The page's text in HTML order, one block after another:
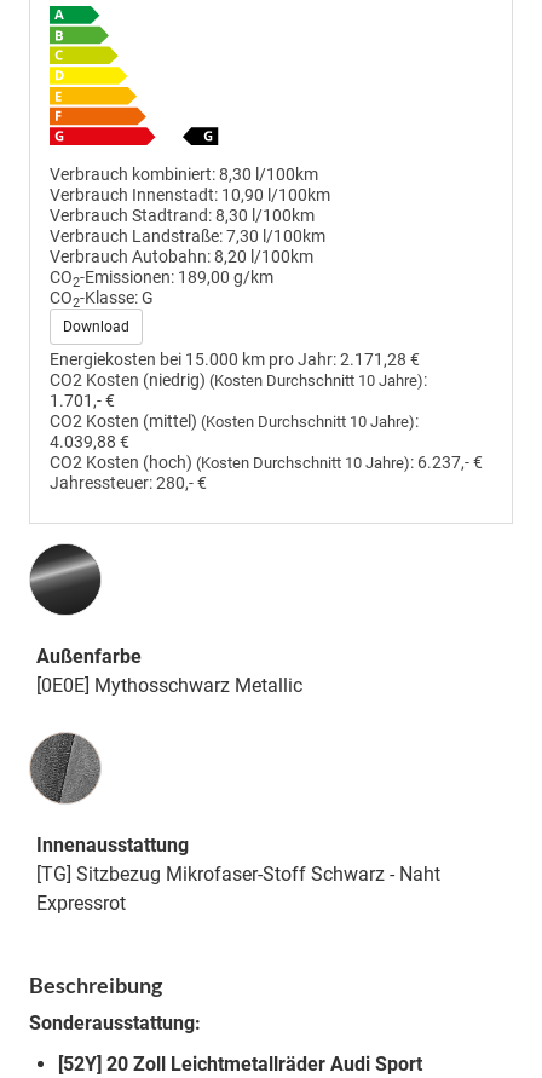
Verbrauch kombiniert:8,30 l/100km
Verbrauch Innenstadt: 10,90 l/100km
Verbrauch Stadtrand:8,30 l/100km
Verbrauch Landstraße:7,30 l/100km
Verbrauch Autobahn:8,20 l/100km
CO2-Emissionen: 189,00 g/km
CO2-Klasse:G
Download
Energiekosten bei 15.000 km pro Jahr:2.171,28 €
CO2 Kosten (niedrig) (Kosten Durchschnitt 10 Jahre):
1.701,- €
CO2 Kosten (mittel) (Kosten Durchschnitt 10 Jahre):
4.039,88 €
CO2 Kosten (hoch) (Kosten Durchschnitt 10 Jahre): 6.237,- €
Jahressteuer:280,- €
Außenfarbe
[0E0E] Mythosschwarz Metallic
Innenausstattung
Innenausstattung
[TG] Sitzbezug Mikrofaser-Stoff Schwarz - Naht
Expressrot
Beschreibung
Sonderausstattung:
[52Y] 20 Zoll Leichtmetallräder Audi Sport